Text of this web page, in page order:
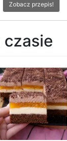
Zobacz przepis!
czasie